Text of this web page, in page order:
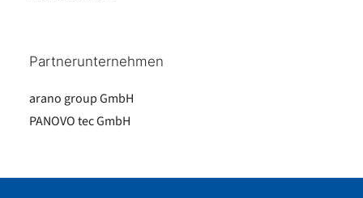
Partnerunternehmen
arano group GmbH
PANOVO tec GmbH